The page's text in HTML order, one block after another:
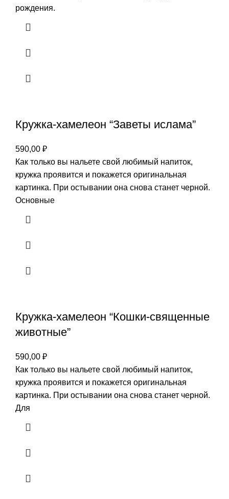
рождения.
Кружка-хамелеон “Заветы ислама”
590,00 ₽
Как только вы нальете свой любимый напиток,
кружка проявится и покажется оригинальная
картинка. При остывании она снова станет черной.
Основные
Кружка-хамелеон “Кошки-священные
животные”
590,00 ₽
Как только вы нальете свой любимый напиток,
кружка проявится и покажется оригинальная
картинка. При остывании она снова станет черной.
Для